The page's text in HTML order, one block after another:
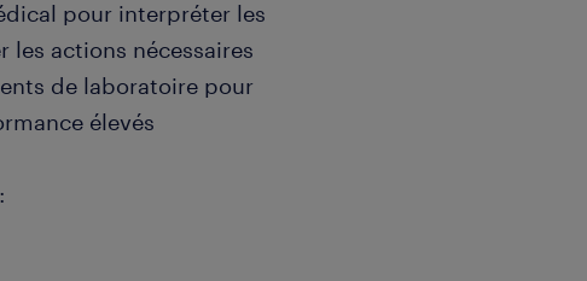
pour interpréter les
les actions nécessaires
de laboratoire pour
élevés